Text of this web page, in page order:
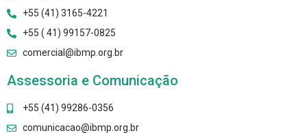
+55 (41) 3165-4221
+55 ( 41) 99157-0825
comercial@ibmp.org.br
Assessoria e Comunicação
+55 (41) 99286-0356
comunicacao@ibmp.org.br